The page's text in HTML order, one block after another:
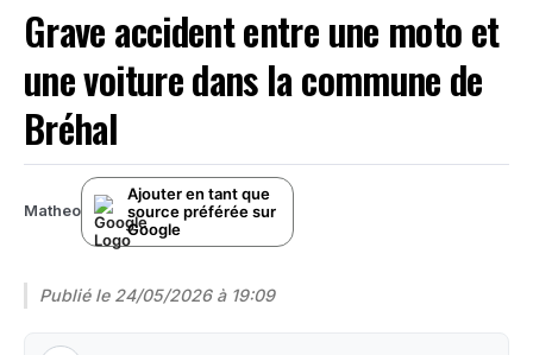
Grave accident entre une moto et
une voiture dans la commune de
Bréhal
Matheo
Ajouter en tant que
source préférée sur
Google
Publié le 24/05/2026 à 19:09